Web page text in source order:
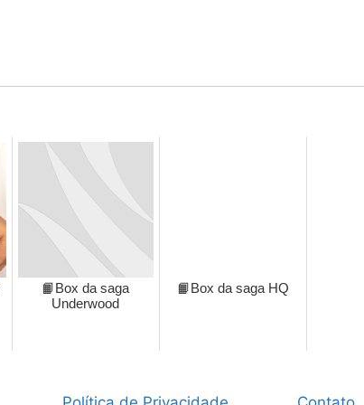
📙Box da saga
Underwood
📙Box da saga HQ